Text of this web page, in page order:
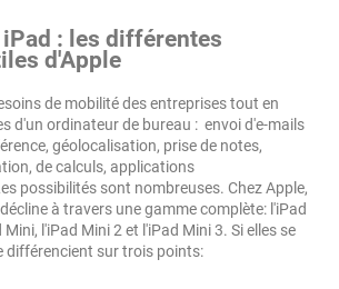
: les différentes
d'Apple
de mobilité des entreprises tout en
d'un ordinateur de bureau : envoi d'e-mails
géolocalisation, prise de notes,
de calculs, applications
possibilités sont nombreuses. Chez Apple,
à travers une gamme complète: l'iPad
Mini, l'iPad Mini 2 et l'iPad Mini 3. Si elles se
différencient sur trois points: